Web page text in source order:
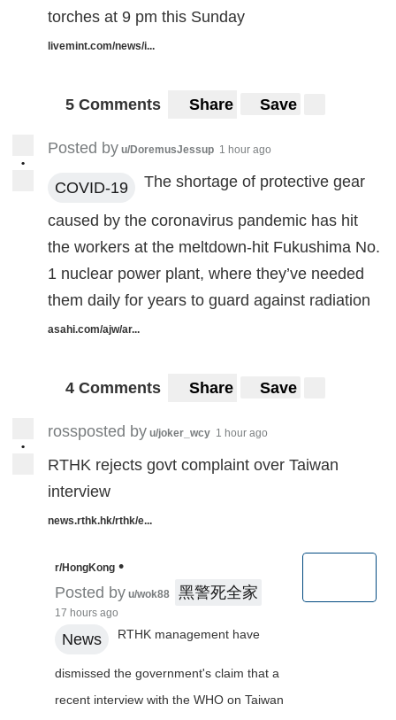
torches at 9 pm this Sunday
livemint.com/news/i...
5 Comments Share Save
•
Posted by u/DoremusJessup 1 hour ago
COVID-19 The shortage of protective gear
caused by the coronavirus pandemic has hit
the workers at the meltdown-hit Fukushima No.
1 nuclear power plant, where they’ve needed
them daily for years to guard against radiation
asahi.com/ajw/ar...
4 Comments Share Save
•
rossposted by u/joker_wcy 1 hour ago
RTHK rejects govt complaint over Taiwan
interview
news.rthk.hk/rthk/e...
r/HongKong •
Posted by u/wok88 黑警死全家
17 hours ago
News RTHK management have
dismissed the government's claim that a
recent interview with the WHO on Taiwan